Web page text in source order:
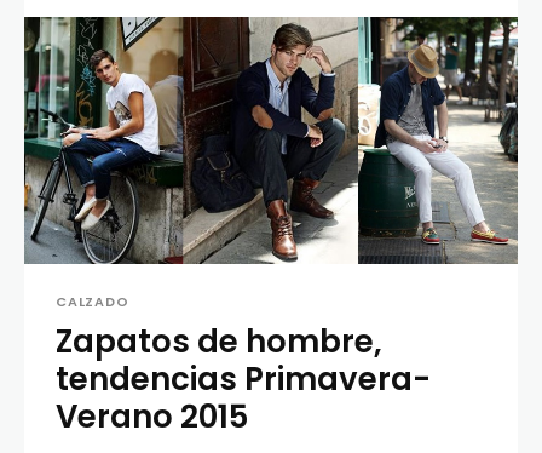
CALZADO
Zapatos de hombre,
tendencias Primavera-
Verano 2015